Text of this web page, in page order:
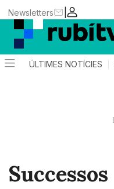
|
Newsletters
ÚLTIMES NOTÍCIES
Successos